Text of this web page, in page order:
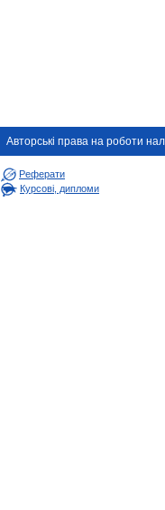
Авторськi права на роботи
Реферати
Курсові, дипломи